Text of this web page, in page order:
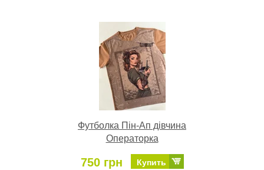
Футболка Пін-Ап дівчина
Операторка
750 грн Купить